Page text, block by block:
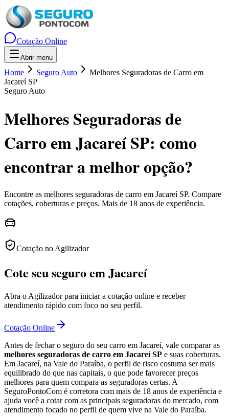
Cotação Online
Abrir menu
Home Seguro Auto
Melhores Seguradoras de Carro em
Jacareí SP
Seguro Auto
Melhores Seguradoras de
Carro em Jacareí SP: como
encontrar a melhor opção?
Encontre as melhores seguradoras de carro em Jacareí SP. Compare
cotações, coberturas e preços. Mais de 18 anos de experiência.
Cotação no Agilizador
Cote seu seguro em Jacareí
Abra o Agilizador para iniciar a cotação online e receber
atendimento rápido com foco no seu perfil.
Cotação Online
Antes de fechar o seguro do seu carro em Jacareí, vale comparar as
melhores seguradoras de carro em Jacareí SP e suas coberturas.
Em Jacareí, na Vale do Paraíba, o perfil de risco costuma ser mais
equilibrado do que nas capitais, o que pode favorecer preços
melhores para quem compara as seguradoras certas. A
SeguroPontoCom é corretora com mais de 18 anos de experiência e
ajuda você a cotar com as principais seguradoras do mercado, com
atendimento focado no perfil de quem vive na Vale do Paraíba.